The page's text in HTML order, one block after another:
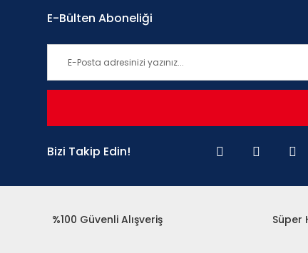
E-Bülten Aboneliği
Bizi Takip Edin!
%100 Güvenli Alışveriş Süper